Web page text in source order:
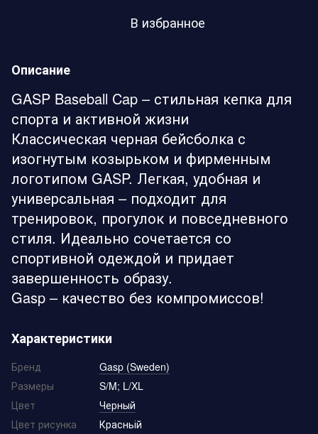
В избранное
Описание
GASP Baseball Cap – стильная кепка для
спорта и активной жизни
Классическая черная бейсболка с
изогнутым козырьком и фирменным
логотипом GASP. Легкая, удобная и
универсальная – подходит для
тренировок, прогулок и повседневного
стиля. Идеально сочетается со
спортивной одеждой и придает
завершенность образу.
Gasp – качество без компромиссов!
Характеристики
Бренд
Gasp (Sweden)
Размеры
S/M; L/XL
Цвет
Черный
Цвет рисунка
Красньій